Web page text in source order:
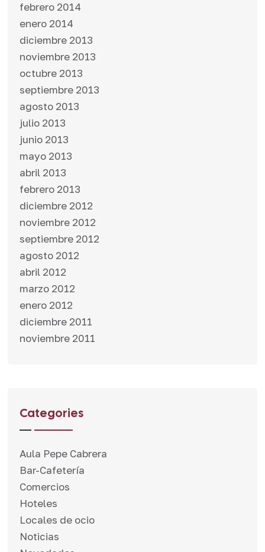
febrero 2014
enero 2014
diciembre 2013
noviembre 2013
octubre 2013
septiembre 2013
agosto 2013
julio 2013
junio 2013
mayo 2013
abril 2013
febrero 2013
diciembre 2012
noviembre 2012
septiembre 2012
agosto 2012
abril 2012
marzo 2012
enero 2012
diciembre 2011
noviembre 2011
Categories
Aula Pepe Cabrera
Bar-Cafetería
Comercios
Hoteles
Locales de ocio
Noticias